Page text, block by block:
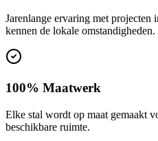
Jarenlange ervaring met
kennen de lokale omstandigheden.
100% Maatwerk
Elke stal wordt op maat gemaakt
beschikbare ruimte.